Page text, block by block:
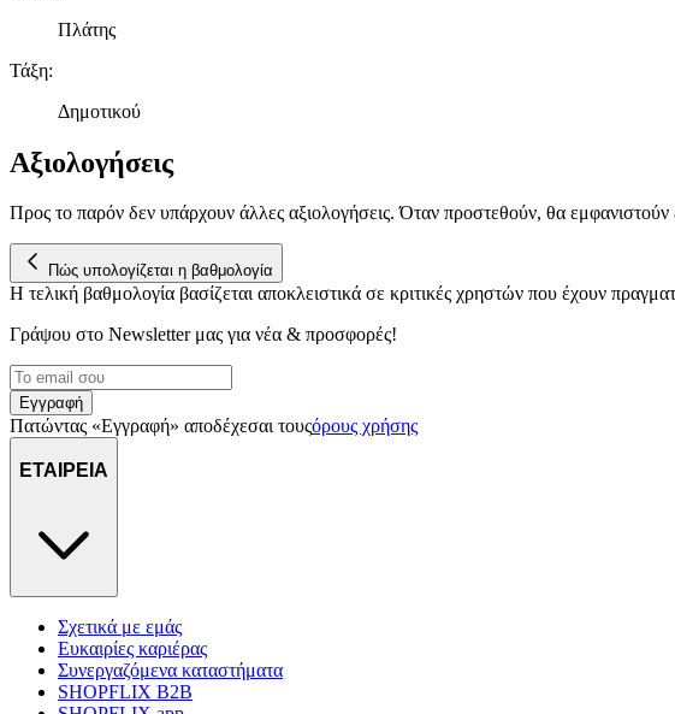
Πλάτης
Τάξη:
Δημοτικού
Αξιολογήσεις
Προς το παρόν δεν υπάρχουν άλλες αξιολογήσεις. Όταν προστεθούν, θα
Πώς υπολογίζεται η βαθμολογία
Η τελική βαθμολογία βασίζεται αποκλειστικά σε κριτικές χρηστών που έχουν
Γράψου στο Νewsletter μας για νέα & προσφορές!
Εγγραφή
Πατώντας «Εγγραφή» αποδέχεσαι τουςόρους χρήσης
ΕΤΑΙΡΕΙΑ
Σχετικά με εμάς
Ευκαιρίες καριέρας
Συνεργαζόμενα καταστήματα
SHOPFLIX B2B